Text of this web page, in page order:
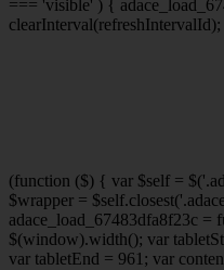
=== 'visible' ) {
(function ($) { var $self =
$wrapper =
adace_load_67483dfa8f23c
$(window).width(); var
var tabletEnd = 961; var